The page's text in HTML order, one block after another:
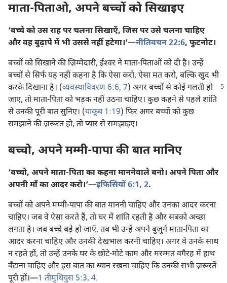
माता-पिताओ, अपने बच्चों को सिखाइए
‘बच्चे को उस राह पर चलना सिखाएँ, जिस पर उसे चलना चाहिए
और वह बुढ़ापे में भी उससे नहीं हटेगा।’​—नीतिवचन 22:6, फुटनोट।
बच्चों को सिखाने की ज़िम्मेदारी, ईश्‍वर ने माता-पिताओं को दी है। उन्हें
बच्चों से सिर्फ यह नहीं कहना है कि ऐसा करो, ऐसा मत करो, बल्कि खुद भी
करके दिखाना है। (व्यवस्थाविवरण 6:6, 7) अगर बच्चों से कोई गलती हो
जाए, तो माता-पिता को भड़क नहीं उठना चाहिए। कुछ कहने से पहले शांति
से उनकी पूरी बात सुनिए। (याकूब 1:19) फिर अगर बच्चों को कुछ
समझाने की ज़रूरत हो, तो प्यार से समझाइए।
बच्चो, अपने मम्मी-पापा की बात मानिए
‘बच्चो, अपने माता-पिता का कहना माननेवाले बनो। अपने पिता और
अपनी माँ का आदर करो।’​—इफिसियों 6:1, 2.
बच्चों को अपने मम्मी-पापा की बात माननी चाहिए और उनका आदर करना
चाहिए। जब वे ऐसा करते हैं, तो घर में शांति रहती है और सबको अच्छा
लगता है। जब बच्चे बड़े हो जाएँ, तब भी उन्हें अपने बुज़ुर्ग माता-पिता का
आदर करना चाहिए और उनकी देखभाल करनी चाहिए। अगर वे उनके साथ
न रहते हों, तो उन्हें उनके घर के छोटे-मोटे काम और मरम्मत वगैरह में हाथ
बँटाना चाहिए और इस बात का ध्यान रखना चाहिए कि उनकी सभी ज़रूरतें
पूरी हों।​—1 तीमुथियुस 5:3, 4.